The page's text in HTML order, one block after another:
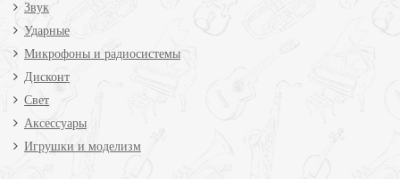
Звук
Ударные
Микрофоны и радиосистемы
Дисконт
Свет
Аксессуары
Игрушки и моделизм